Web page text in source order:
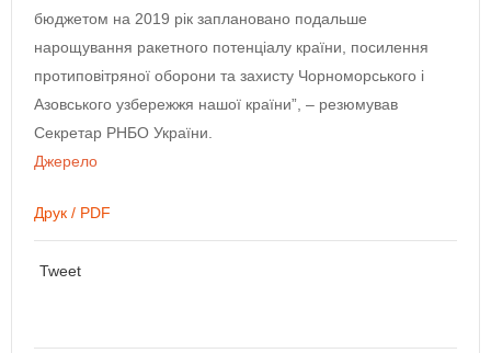
бюджетом на 2019 рік заплановано подальше
нарощування ракетного потенціалу країни, посилення
протиповітряної оборони та захисту Чорноморського і
Азовського узбережжя нашої країни”, – резюмував
Секретар РНБО України.
Джерело
Друк / PDF
Tweet